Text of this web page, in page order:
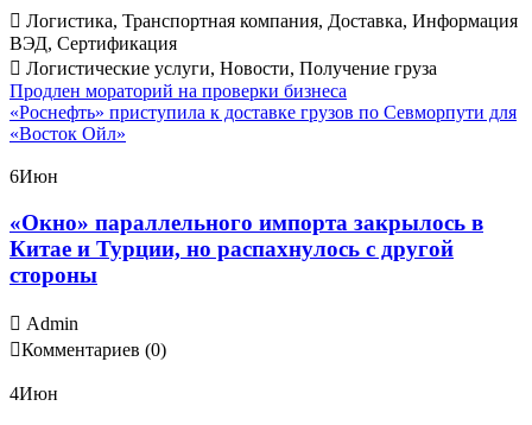
Логистика, Транспортная компания, Доставка, Информация
ВЭД, Сертификация
Логистические услуги, Новости, Получение груза
Post
navigation
Продлен мораторий на проверки бизнеса
«Роснефть» приступила к доставке грузов по Севморпути для
«Восток Ойл»
6Июн
«Окно» параллельного импорта закрылось в
Китае и Турции, но распахнулось с другой
стороны
Admin
Комментариев (0)
4Июн